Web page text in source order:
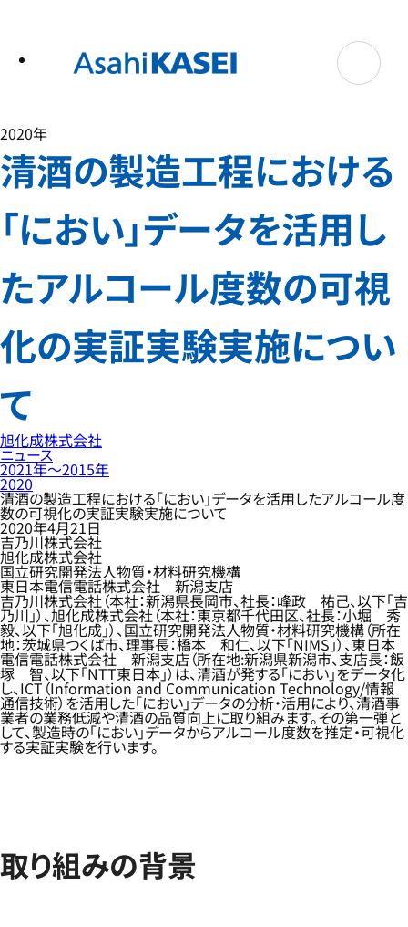
2020年
清酒の製造工程における
「におい」データを活用し
たアルコール度数の可視
化の実証実験実施につい
て
旭化成株式会社
ニュース
2021年〜2015年
2020
清酒の製造工程における「におい」データを活用したアルコール度
数の可視化の実証実験実施について
2020年4月21日
吉乃川株式会社
旭化成株式会社
国立研究開発法人物質・材料研究機構
東日本電信電話株式会社 新潟支店
吉乃川株式会社（本社：新潟県長岡市、社長：峰政 祐己、以下「吉
乃川」）、旭化成株式会社（本社：東京都千代田区、社長：小堀 秀
毅、以下「旭化成」）、国立研究開発法人物質・材料研究機構（所在
地：茨城県つくば市、理事長：橋本 和仁、以下「NIMS」）、東日本
電信電話株式会社 新潟支店（所在地:新潟県新潟市、支店長：飯
塚 智、以下「NTT東日本」）は、清酒が発する「におい」をデータ化
し、ICT（Information and Communication Technology/情報
通信技術）を活用した「におい」データの分析・活用により、清酒事
業者の業務低減や清酒の品質向上に取り組みます。その第一弾と
して、製造時の「におい」データからアルコール度数を推定・可視化
する実証実験を行います。
取り組みの背景